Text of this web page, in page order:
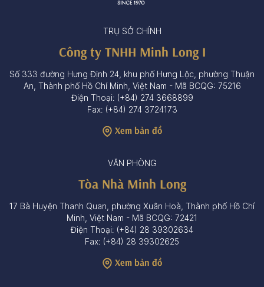
TRỤ SỞ CHÍNH
Công ty TNHH Minh Long I
Số 333 đường Hưng Định 24, khu phố Hưng Lộc, phường Thuận
An, Thành phố Hồ Chí Minh, Việt Nam - Mã BCQG: 75216
Điện Thoại: (+84) 274 3668899
Fax: (+84) 274 3724173
Xem bản đồ
VĂN PHÒNG
Tòa Nhà Minh Long
17 Bà Huyện Thanh Quan, phường Xuân Hoà, Thành phố Hồ Chí
Minh, Việt Nam - Mã BCQG: 72421
Điện Thoại: (+84) 28 39302634
Fax: (+84) 28 39302625
Xem bản đồ